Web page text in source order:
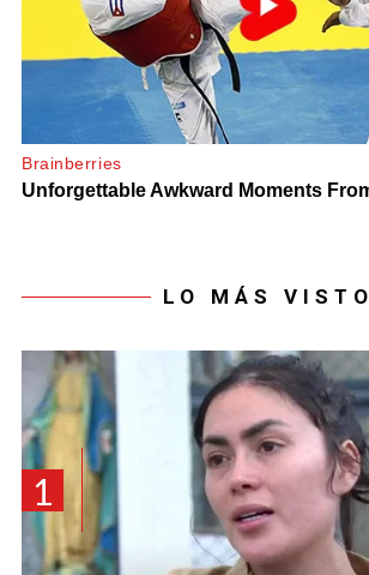
LO MÁS VISTO
1